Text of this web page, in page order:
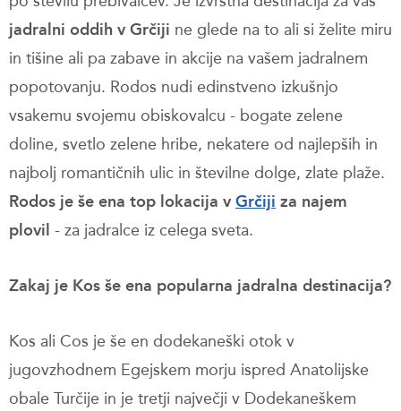
jadralni oddih v Grčiji ne glede na to ali si želite miru
in tišine ali pa zabave in akcije na vašem jadralnem
popotovanju. Rodos nudi edinstveno izkušnjo
vsakemu svojemu obiskovalcu - bogate zelene
doline, svetlo zelene hribe, nekatere od najlepših in
najbolj romantičnih ulic in številne dolge, zlate plaže.
Rodos je še ena top lokacija v Grčiji za najem
plovil - za jadralce iz celega sveta.
Zakaj je Kos še ena popularna jadralna destinacija?
Kos ali Cos je še en dodekaneški otok v
jugovzhodnem Egejskem morju ispred Anatolijske
obale Turčije in je tretji največji v Dodekaneškem